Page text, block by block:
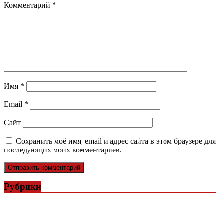
Комментарий *
Имя *
Email *
Сайт
Сохранить моё имя, email и адрес сайта в этом браузере для
последующих моих комментариев.
Рубрики